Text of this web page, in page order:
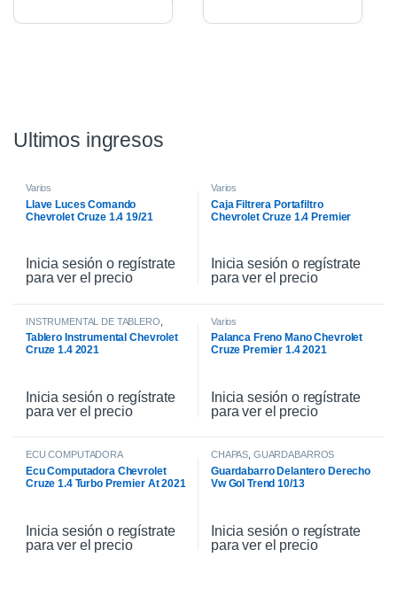
Ultimos ingresos
Varios
Llave Luces Comando
Chevrolet Cruze 1.4 19/21
Inicia sesión o regístrate
para ver el precio
Varios
Caja Filtrera Portafiltro
Chevrolet Cruze 1.4 Premier
Inicia sesión o regístrate
para ver el precio
INSTRUMENTAL DE TABLERO
INTERIOR
Tablero Instrumental Chevrolet
Cruze 1.4 2021
Inicia sesión o regístrate
para ver el precio
Varios
Palanca Freno Mano Chevrolet
Cruze Premier 1.4 2021
Inicia sesión o regístrate
para ver el precio
ECU COMPUTADORA
Ecu Computadora Chevrolet
Cruze 1.4 Turbo Premier At 2021
Inicia sesión o regístrate
para ver el precio
CHAPAS GUARDABARROS
Guardabarro Delantero Derecho
Vw Gol Trend 10/13
Inicia sesión o regístrate
para ver el precio